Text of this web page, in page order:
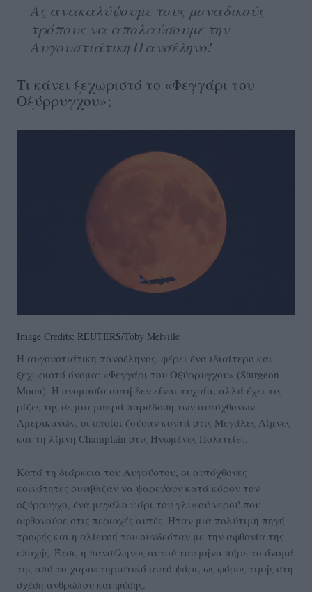
Ας ανακαλύψουμε τους μοναδικούς
τρόπους να απολαύσουμε την
Αυγουστιάτικη Πανσέληνο!
Τι κάνει ξεχωριστό το «Φεγγάρι του
Οξύρρυγχου»;
Image Credits: REUTERS/Toby Melville
Η αυγουστιάτικη πανσέληνος, φέρει ένα ιδιαίτερο και
ξεχωριστό όνομα: «Φεγγάρι του Οξύρρυγχου» (Sturgeon
Moon). Η ονομασία αυτή δεν είναι τυχαία, αλλά έχει τις
ρίζες της σε μια μακρά παράδοση των αυτόχθονων
Αμερικανών, οι οποίοι ζούσαν κοντά στις Μεγάλες Λίμνες
και τη λίμνη Champlain στις Ηνωμένες Πολιτείες.
Κατά τη διάρκεια του Αυγούστου, οι αυτόχθονες
κοινότητες συνήθιζαν να ψαρεύουν κατά κόρον τον
οξύρρυγχο, ένα μεγάλο ψάρι του γλυκού νερού που
αφθονούσε στις περιοχές αυτές. Ήταν μια πολύτιμη πηγή
τροφής και η αλίευσή του συνδεόταν με την αφθονία της
εποχής. Έτσι, η πανσέληνος αυτού του μήνα πήρε το όνομά
της από το χαρακτηριστικό αυτό ψάρι, ως φόρος τιμής στη
σχέση ανθρώπου και φύσης.